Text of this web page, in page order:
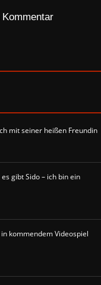
mit seiner heißen Freundin
gibt Sido – ich bin ein
kommendem Videospiel